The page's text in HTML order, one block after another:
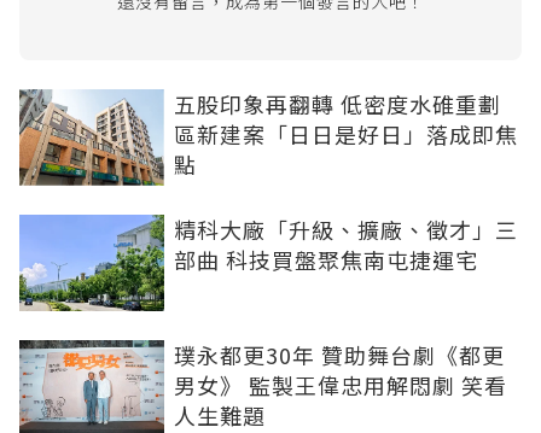
五股印象再翻轉 低密度水碓重劃
區新建案「日日是好日」落成即焦
點
精科大廠「升級、擴廠、徵才」三
部曲 科技買盤聚焦南屯捷運宅
璞永都更30年 贊助舞台劇《都更
男女》 監製王偉忠用解悶劇 笑看
人生難題